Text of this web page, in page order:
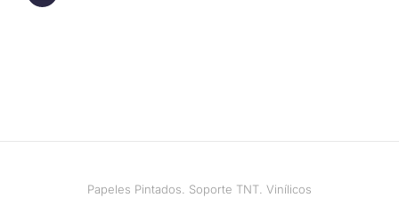
Papeles Pintados. Soporte TNT. Vinílicos